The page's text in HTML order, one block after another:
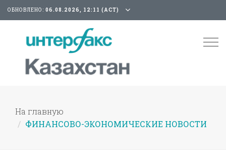
ОБНОВЛЕНО: 06.08.2026, 12:11 (АСТ)
На главную
ФИНАНСОВО-ЭКОНОМИЧЕСКИЕ НОВОСТИ